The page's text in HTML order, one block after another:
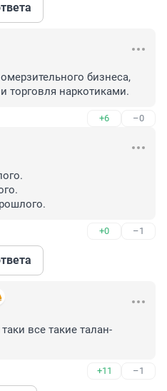
бизнеса,
торговля наркотиками.
+6 –0
+0 –1
все такие талан-
+11 –1